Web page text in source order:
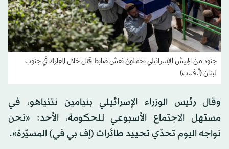
جنود من الجيش الإسرائيلي يحملون نعش ضابط قتل خلال المعارك في جنوب
لبنان (أ.ف.ب)
وقال رئيس الوزراء الإسرائيلي بنيامين نتنياهو، في
مستهل الاجتماع الأسبوعي للحكومة، الأحد: «نحن
نواجه اليوم تحدّي تحييد طائرات (إف بي في) المسيّرة».